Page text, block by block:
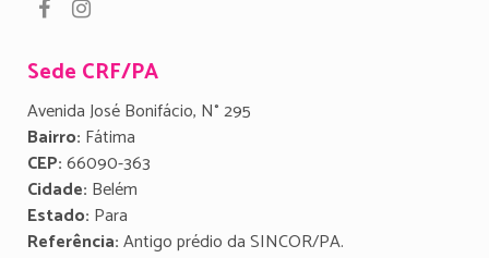
Sede CRF/PA
Avenida José Bonifácio, N° 295
Bairro: Fátima
CEP:66090-363
Cidade: Belém
Estado: Para
Referência:Antigo prédio da SINCOR/PA.